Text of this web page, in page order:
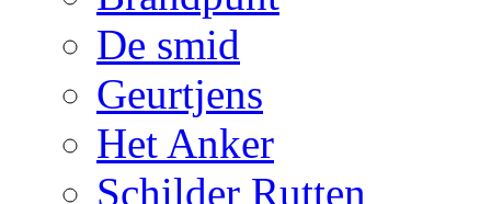
De smid
Geurtjens
Het Anker
Schilder Rutten